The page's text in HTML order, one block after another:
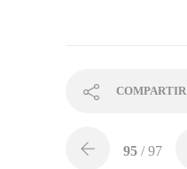
COMPARTIR
95 / 97